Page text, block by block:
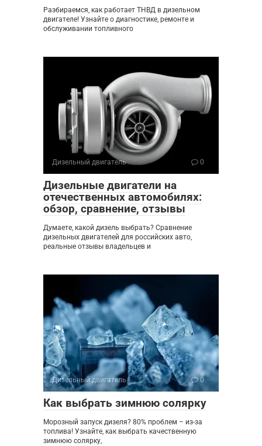
Разбираемся, как работает ТНВД в дизельном
двигателе! Узнайте о диагностике, ремонте и
обслуживании топливного
Дизельный двигатель 0
Дизельные двигатели на
отечественных автомобилях:
обзор, сравнение, отзывы
Думаете, какой дизель выбрать? Сравнение
дизельных двигателей для российских авто,
реальные отзывы владельцев и
Дизельный двигатель 0
Как выбрать зимнюю солярку
Морозный запуск дизеля? 80% проблем – из-за
топлива! Узнайте, как выбрать качественную
зимнюю солярку,